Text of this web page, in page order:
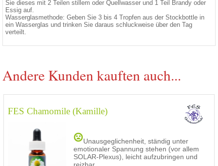
Sie dieses mit 2 Teilen stillem oder Quellwasser und 1 Teil Brandy oder
Essig auf.
Wasserglasmethode: Geben Sie 3 bis 4 Tropfen aus der Stockbottle in
ein Wasserglas und trinken Sie daraus schluckweise über den Tag
verteilt.
Andere Kunden kauften auch...
FES Chamomile (Kamille)
Unausgeglichenheit, ständig unter
emotionaler Spannung stehen (vor allem
SOLAR-Plexus), leicht aufzubringen und